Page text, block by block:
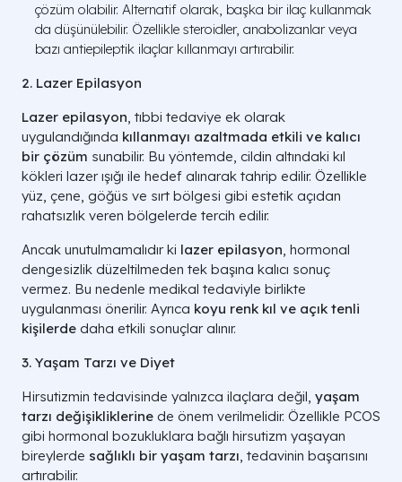
çözüm olabilir. Alternatif olarak, başka bir ilaç kullanmak
da düşünülebilir. Özellikle steroidler, anabolizanlar veya
bazı antiepileptik ilaçlar kıllanmayı artırabilir.
2. Lazer Epilasyon
Lazer epilasyon, tıbbi tedaviye ek olarak
uygulandığında kıllanmayı azaltmada etkili ve kalıcı
bir çözüm sunabilir. Bu yöntemde, cildin altındaki kıl
kökleri lazer ışığı ile hedef alınarak tahrip edilir. Özellikle
yüz, çene, göğüs ve sırt bölgesi gibi estetik açıdan
rahatsızlık veren bölgelerde tercih edilir.
Ancak unutulmamalıdır ki lazer epilasyon, hormonal
dengesizlik düzeltilmeden tek başına kalıcı sonuç
vermez. Bu nedenle medikal tedaviyle birlikte
uygulanması önerilir. Ayrıca koyu renk kıl ve açık tenli
kişilerde daha etkili sonuçlar alınır.
3. Yaşam Tarzı ve Diyet
Hirsutizmin tedavisinde yalnızca ilaçlara değil, yaşam
tarzı değişikliklerine de önem verilmelidir. Özellikle PCOS
gibi hormonal bozukluklara bağlı hirsutizm yaşayan
bireylerde sağlıklı bir yaşam tarzı, tedavinin başarısını
artırabilir.